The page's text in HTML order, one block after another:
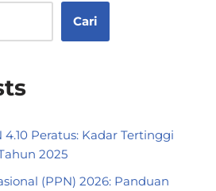
Cari
Peratus: Kadar Tertinggi
2025
(PPN) 2026: Panduan